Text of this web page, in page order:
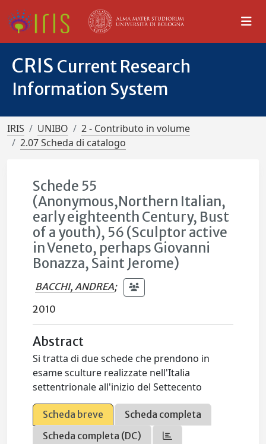
CRIS Current Research
Information System
IRIS UNIBO
2 - Contributo in volume
2.07 Scheda di catalogo
Schede 55
(Anonymous,Northern Italian,
early eighteenth Century, Bust
of a youth), 56 (Sculptor active
in Veneto, perhaps Giovanni
Bonazza, Saint Jerome)
BACCHI, ANDREA;
2010
Abstract
Si tratta di due schede che prendono in
esame sculture realizzate nell'Italia
settentrionale all'inizio del Settecento
Scheda breve
Scheda completa
Scheda completa (DC)